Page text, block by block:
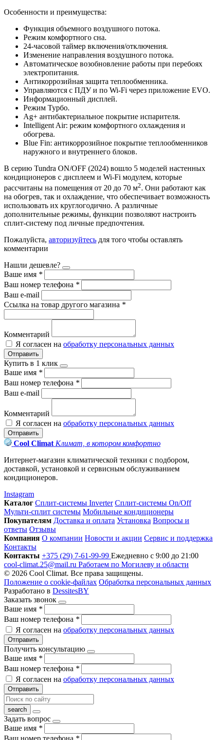
Особенности и преимущества:
Функция объемного воздушного потока.
Режим комфортного сна.
24-часовой таймер включения/отключения.
Изменение направления воздушного потока.
Автоматическое возобновление работы при перебоях
электропитания.
Антикоррозийная защита теплообменника.
Управляются с ПДУ и по Wi-Fi через приложение EVO.
Информационный дисплей.
Режим Турбо.
Ag+ антибактериальное покрытие испарителя.
Intelligent Air: режим комфортного охлаждения и
обогрева.
Blue Fin: антикоррозийное покрытие теплообменников
наружного и внутреннего блоков.
В серию Tundra ON/OFF (2024) вошло 5 моделей настенных
кондиционеров с дисплеем и Wi-Fi модулем, которые
рассчитаны на помещения от 20 до 70 м2. Они работают как
на обогрев, так и охлаждение, что обеспечивает возможность
использовать их круглогодично. А различные
дополнительные режимы, функции позволяют настроить
сплит-систему под личные предпочтения.
Пожалуйста, авторизуйтесь для того чтобы оставлять
комментарии
Нашли дешевле?
Ваше имя *
Ваш номер телефона *
Ваш e-mail
Ссылка на товар другого магазина *
Комментарий
Я согласен на обработку персональных данных
Отправить
Купить в 1 клик
Ваше имя *
Ваш номер телефона *
Ваш e-mail
Комментарий
Я согласен на обработку персональных данных
Отправить
Cool Climat Климат, в котором комфортно
Интернет-магазин климатической техники с подбором,
доставкой, установкой и сервисным обслуживанием
кондиционеров.
Instagram
Каталог Сплит-системы Inverter Сплит-системы On/Off
Мульти-сплит системы Мобильные кондиционеры
Покупателям Доставка и оплата Установка Вопросы и
ответы Отзывы
Компания О компании Новости и акции Сервис и поддержка
Контакты
Контакты +375 (29) 7-61-99-99 Ежедневно с 9:00 до 21:00
cool-climat.25@mail.ru Работаем по Могилеву и области
© 2026 Cool Climat. Все права защищены.
Положение о cookie-файлах Обработка персональных данных
Разработано в DessitesBY
Заказать звонок
Ваше имя *
Ваш номер телефона *
Я согласен на обработку персональных данных
Отправить
Получить консультацию
Ваше имя *
Ваш номер телефона *
Я согласен на обработку персональных данных
Отправить
Задать вопрос
Ваше имя *
Ваш номер телефона *